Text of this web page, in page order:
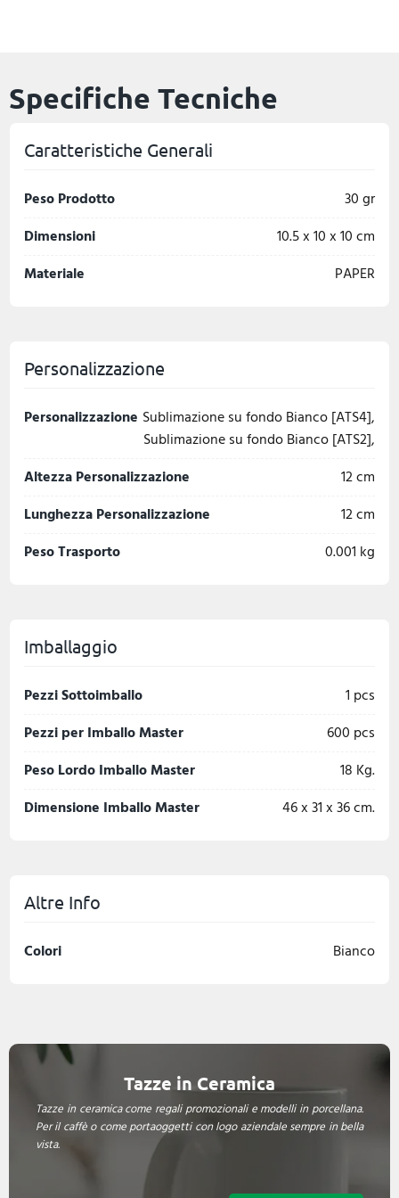
Specifiche Tecniche
Caratteristiche Generali
Peso Prodotto
30 gr
Dimensioni
10.5 x 10 x 10 cm
Materiale
PAPER
Personalizzazione
Personalizzazione Sublimazione su fondo Bianco [ATS4],
Sublimazione su fondo Bianco [ATS2],
Altezza Personalizzazione
12 cm
Lunghezza Personalizzazione
12 cm
Peso Trasporto
0.001 kg
Imballaggio
Pezzi Sottoimballo
1 pcs
Pezzi per Imballo Master
600 pcs
Peso Lordo Imballo Master
18 Kg.
Dimensione Imballo Master
46 x 31 x 36 cm.
Altre Info
Colori Bianco
Tazze in Ceramica
Tazze in ceramica come regali promozionali e modelli in porcellana.
Per il caffè o come portaoggetti con logo aziendale sempre in bella
vista.